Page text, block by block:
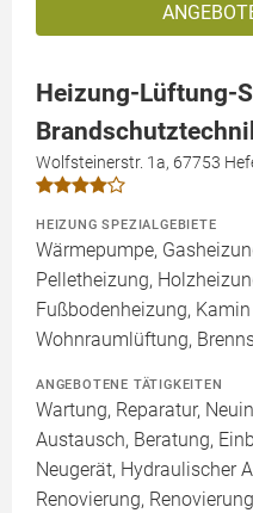
Heizung-Lüftung-
Wolfsteinerstr. 1a, 67753
HEIZUNG SPEZIALGEBIETE
Wärmepumpe,
Pelletheizung,
Fußbodenheizung,
Wohnraumlüftung,
ANGEBOTENE TÄTIGKEITEN
Wartung, Reparatur,
Austausch, Beratung,
Neugerät, Hydraulischer
Renovierung,